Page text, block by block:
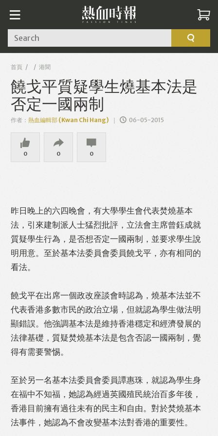
Search
首頁 港聞
饒戈平質疑學生燒基本法是
否定一國兩制
作者：熱血編輯部 (Kwan Chi Hang) 06-05-2015
0 0 0
昨日晚上的六四晚會，有大學學生會代表焚燒基本
法，引來建制派人士猛烈批評，立法會主席曾鈺成就
質疑學生行為，是否想否定一國兩制，並要求學生說
明用意。至於基本法委員會委員饒戈平，亦有相同的
看法。
饒戈平在出席一個政改座談會時認為，燒基本法並不
代表香港多數市民的政治立場，但就認為學生做法明
顯錯誤。他強調基本法是維持香港穩定和經濟發展的
法律基礎，質疑焚燒基本法是包含否認一國兩制，覺
得有需要警惕。
至於另一名基本法委員會委員譚惠珠，就認為學生身
在福中不知福，她認為經過英國殖民統治百多年後，
香港目前擁有過往未有的民主和自由。對於焚燒基本
法事件，她認為不會改變基本法對香港的重要性。